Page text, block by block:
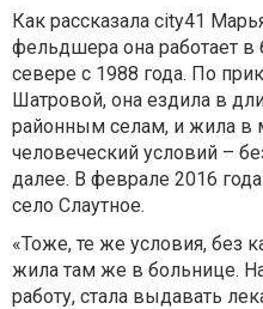
Как рассказала city41
фельдшера она работает в
севере с 1988 года. По
Шатровой, она ездила в
районным селам, и жила в
человеческий условий –
далее. В феврале 2016
село Слаутное.
«Тоже, те же условия, без
жила там же в больнице.
работу, стала выдавать